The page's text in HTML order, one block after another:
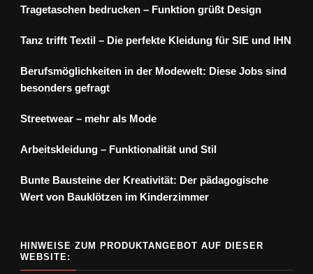
Tragetaschen bedrucken – Funktion grüßt Design
Tanz trifft Textil – Die perfekte Kleidung für SIE und IHN
Berufsmöglichkeiten in der Modewelt: Diese Jobs sind
besonders gefragt
Streetwear – mehr als Mode
Arbeitskleidung – Funktionalität und Stil
Bunte Bausteine der Kreativität: Der pädagogische
Wert von Bauklötzen im Kinderzimmer
HINWEISE ZUM PRODUKTANGEBOT AUF DIESER
WEBSITE: